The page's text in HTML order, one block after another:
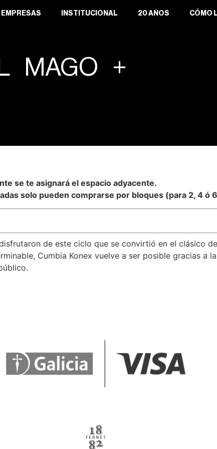
EMPRESAS INSTITUCIONAL 20 AÑOS CÓMO
MAGO +
se te asignará el espacio adyacente.
solo pueden comprarse por bloques (para 2, 4 ó
de este ciclo que se convirtió en el clásico
Cumbia Konex vuelve a ser posible gracias a